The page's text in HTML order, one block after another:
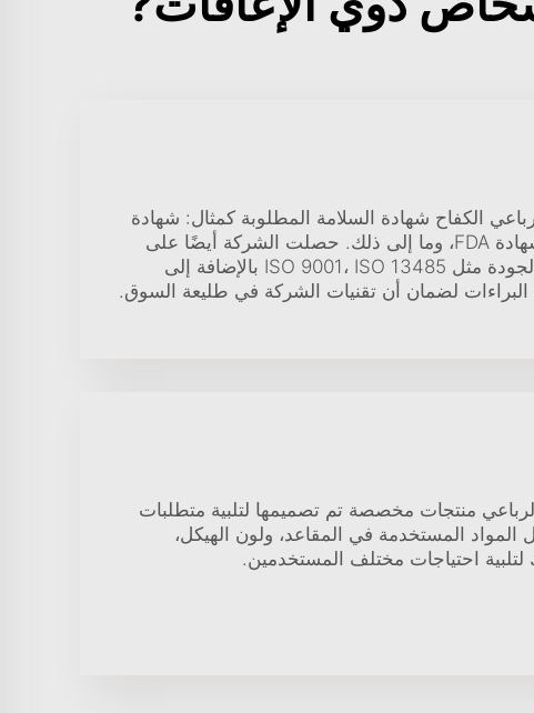
الكفاح شهادة السلامة المطلوبة كمثال: شهادة
CE، شهادة UKCA، شهادة FDA، وما إلى ذلك. حصلت الشركة أيضًا على
شهادات نظام إدارة الجودة مثل ISO 9001، ISO 13485 بالإضافة إلى
لضمان أن تقنيات الشركة في طليعة السوق.
منتجات مخصصة تم تصميمها لتلبية متطلبات
المواد المستخدمة في المقاعد، ولون الهيكل،
لتلبية احتياجات مختلف المستخدمين.